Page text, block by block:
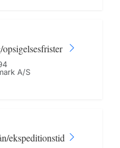
A/S
ekspeditionstid